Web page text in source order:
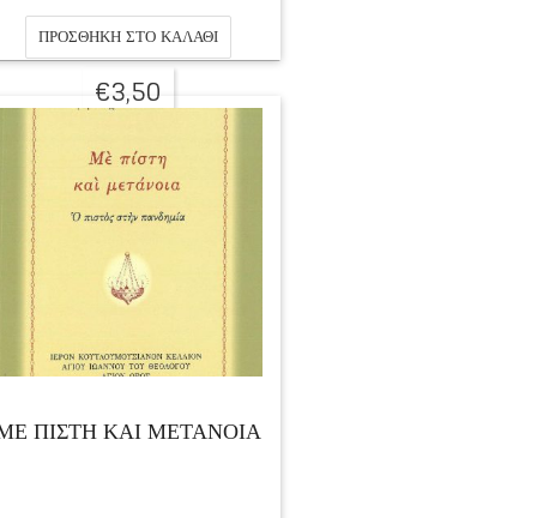
ΠΡΟΣΘΉΚΗ ΣΤΟ ΚΑΛΆΘΙ
€3,50
ΠΙΣΤΗ ΚΑΙ ΜΕΤΑΝΟΙΑ